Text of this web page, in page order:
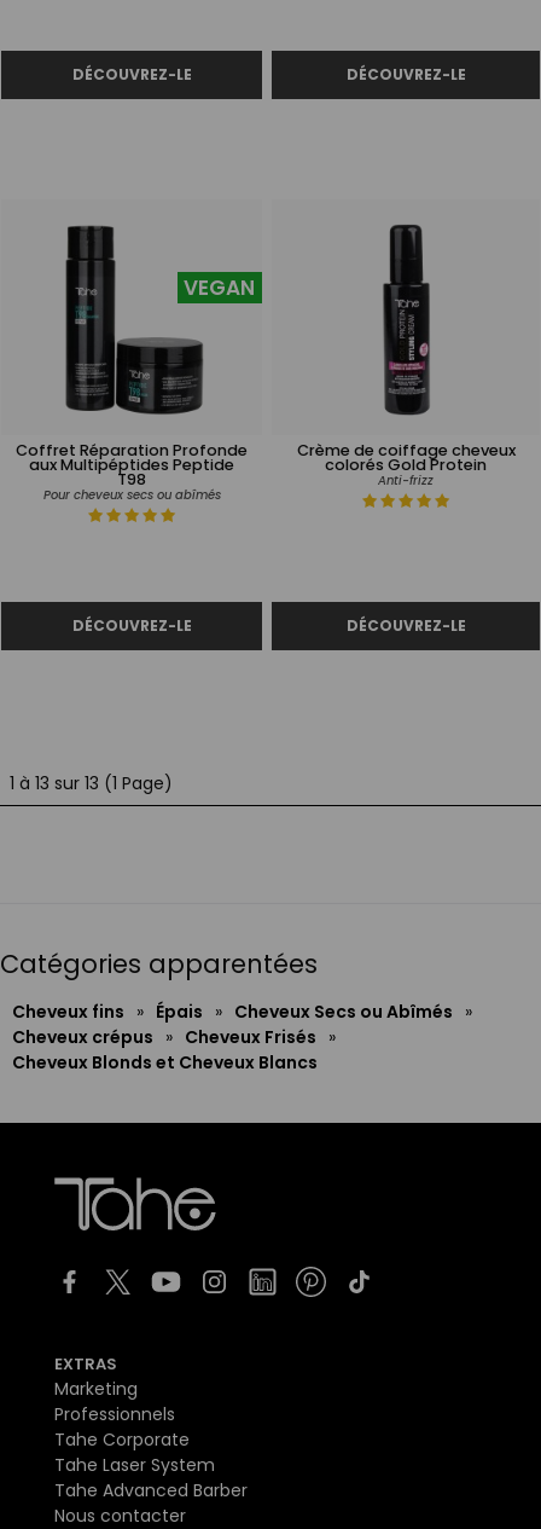
Coffret Réparation Profonde
aux Multipéptides Peptide
T98
Pour cheveux secs ou abîmés
VEGAN
Crème de coiffage cheveux
colorés Gold Protein
Anti-frizz
1 à 13 sur 13 (1 Page)
Catégories apparentées
Cheveux fins » Épais » Cheveux Secs ou Abîmés »
Cheveux crépus » Cheveux Frisés »
Cheveux Blonds et Cheveux Blancs
EXTRAS
Marketing
Professionnels
Tahe Corporate
Tahe Laser System
Tahe Advanced Barber
Nous contacter